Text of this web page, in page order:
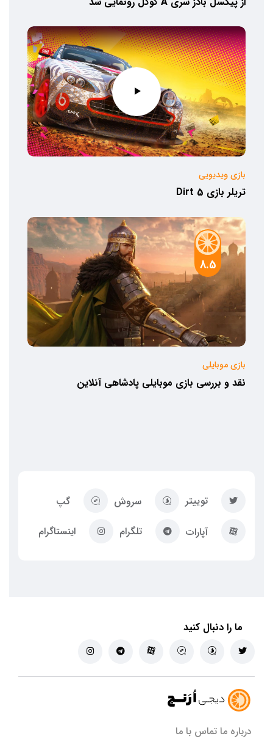
بازی ویدیویی
تریلر بازی Dirt 5
8.5
بازی موبایلی
نقد و بررسی بازی موبایلی پادشاهی آنلاین
توییتر سروش
گپ
آپارات
تلگرام اینستاگرام
ما را دنبال کنید
درباره ما تماس با ما